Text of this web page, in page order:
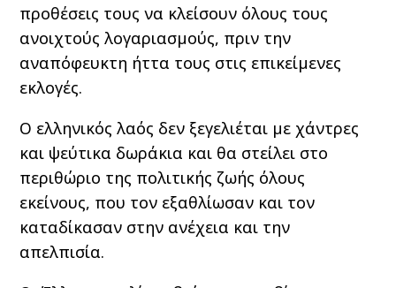
προθέσεις τους να κλείσουν όλους τους
ανοιχτούς λογαριασμούς, πριν την
αναπόφευκτη ήττα τους στις επικείμενες
εκλογές.
Ο ελληνικός λαός δεν ξεγελιέται με χάντρες
και ψεύτικα δωράκια και θα στείλει στο
περιθώριο της πολιτικής ζωής όλους
εκείνους, που τον εξαθλίωσαν και τον
καταδίκασαν στην ανέχεια και την
απελπισία.